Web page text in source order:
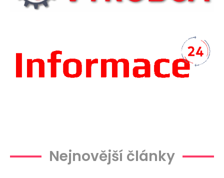
Nejnovější články
Plachtová